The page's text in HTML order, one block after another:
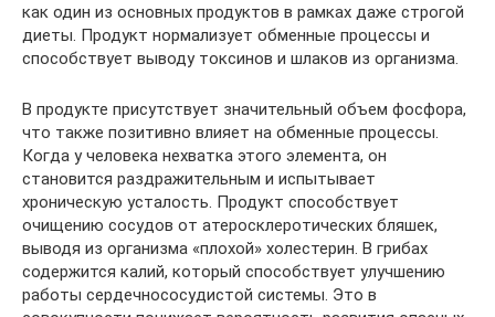
как один из основных продуктов в рамках даже строгой
диеты. Продукт нормализует обменные процессы и
способствует выводу токсинов и шлаков из организма.
В продукте присутствует значительный объем фосфора,
что также позитивно влияет на обменные процессы.
Когда у человека нехватка этого элемента, он
становится раздражительным и испытывает
хроническую усталость. Продукт способствует
очищению сосудов от атеросклеротических бляшек,
выводя из организма «плохой» холестерин. В грибах
содержится калий, который способствует улучшению
работы сердечнососудистой системы. Это в